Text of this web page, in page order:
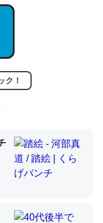
entry/2023/03/27
conceptualization
は回収されないけ
すればするほど分
conceptualization
ク！